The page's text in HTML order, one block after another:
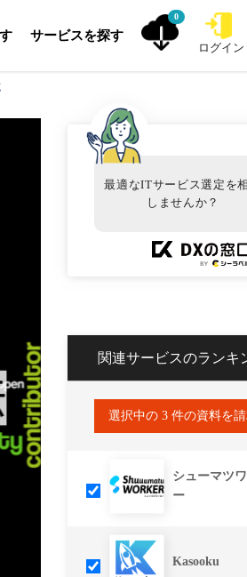
サービスを探す
0
ログイン
最適なITサービス選定を
しませんか？
関連サービスのランキ
選択中の 3 件の資料を
シューマツ
ー
Kasooku